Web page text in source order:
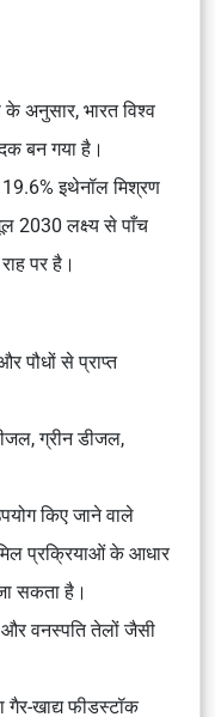
अनुसार, भारत विश्व
बन गया है।
इथेनॉल मिश्रण
2030 लक्ष्य से पाँच
पर है।
पौधों से प्राप्त
ग्रीन डीजल,
किए जाने वाले
प्रक्रियाओं के आधार
सकता है।
और वनस्पति तेलों जैसी
गैर-खाद्य फीडस्टॉक